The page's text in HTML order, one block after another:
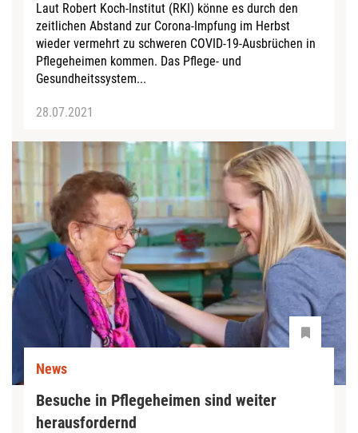
Laut Robert Koch-Institut (RKI) könne es durch den
zeitlichen Abstand zur Corona-Impfung im Herbst
wieder vermehrt zu schweren COVID-19-Ausbrüchen in
Pflegeheimen kommen. Das Pflege- und
Gesundheitssystem...
28.07.2021
News
Besuche in Pflegeheimen sind weiter
herausfordernd